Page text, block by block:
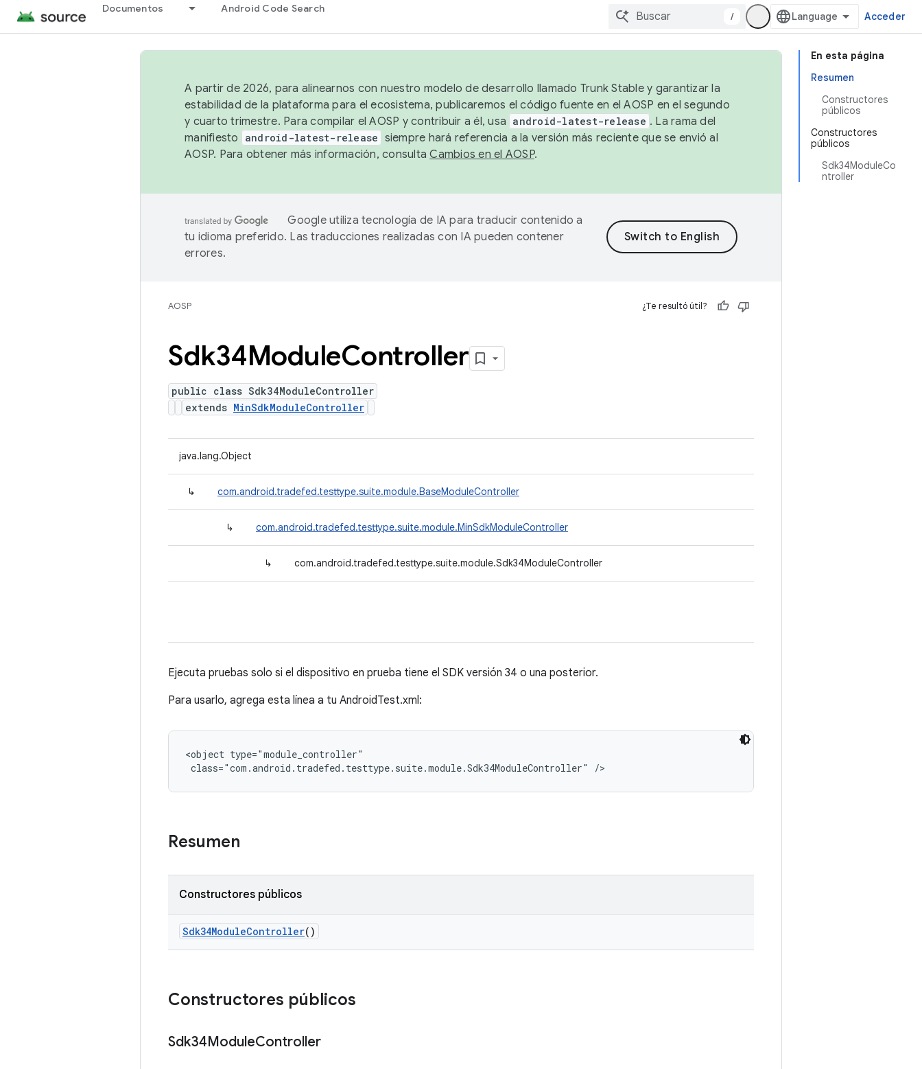
Documentos Android Code Search
/ Acceder
En esta página
Resumen
Constructores
públicos
Constructores
públicos
Sdk34ModuleCo
ntroller
A partir de 2026, para alinearnos con nuestro modelo de desarrollo llamado Trunk Stable y garantizar la
estabilidad de la plataforma para el ecosistema, publicaremos el código fuente en el AOSP en el segundo
y cuarto trimestre. Para compilar el AOSP y contribuir a él, usa android-latest-release . La rama del
manifiesto
android-latest-release siempre hará referencia a la versión más reciente que se envió al
AOSP. Para obtener más información, consultaCambios en el AOSP.
Google utiliza tecnología de IA para traducir contenido a
tu idioma preferido. Las traducciones realizadas con IA pueden contener
errores.
AOSP ¿Te resultó útil?
Sdk34ModuleController
public class Sdk34ModuleController
extends MinSdkModuleController
java.lang.Object
↳ com.android.tradefed.testtype.suite.module.BaseModuleController
↳ com.android.tradefed.testtype.suite.module.MinSdkModuleController
↳ com.android.tradefed.testtype.suite.module.Sdk34ModuleController
Ejecuta pruebas solo si el dispositivo en prueba tiene el SDK versión 34 o una posterior.
Para usarlo, agrega esta línea a tu AndroidTest.xml:
<object type="module_controller"
class="com.android.tradefed.testtype.suite.module.Sdk34ModuleController" />
Resumen
Constructores públicos
Sdk34ModuleController()
Constructores públicos
Sdk34ModuleController